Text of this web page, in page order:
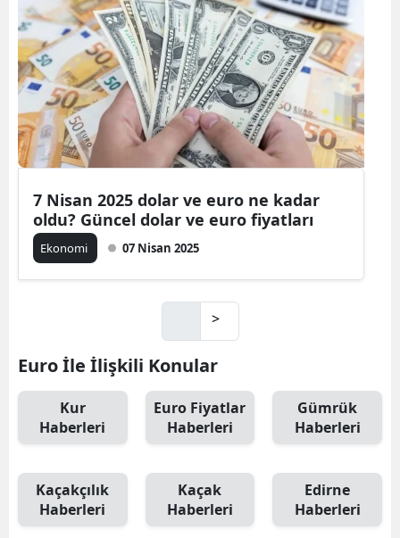
7 Nisan 2025 dolar ve euro ne kadar
oldu? Güncel dolar ve euro fiyatları
Ekonomi 07 Nisan 2025
>
Euro İle İlişkili Konular
Kur
Haberleri
Euro Fiyatlar
Haberleri
Gümrük
Haberleri
Kaçakçılık
Haberleri
Kaçak
Haberleri
Edirne
Haberleri